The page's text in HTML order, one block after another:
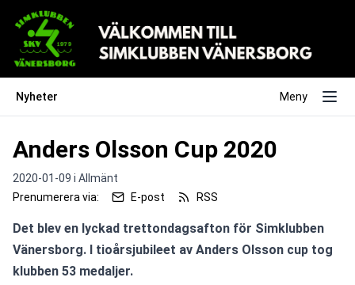
Nyheter Meny
Anders Olsson Cup 2020
2020-01-09 i Allmänt
Prenumerera via:
E-post RSS
Det blev en lyckad trettondagsafton för Simklubben
Vänersborg. I tioårsjubileet av Anders Olsson cup tog
klubben 53 medaljer.